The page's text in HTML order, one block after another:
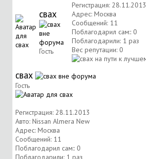
свах
Гость
Регистрация: 28.11.2013
Адрес: Москва
Сообщений: 11
Поблагодарил сам:: 0
Поблагодарили: 1 раз
Вес репутации: 0
свах
Гость
Регистрация: 28.11.2013
Авто: Nissan Almera New
Адрес: Москва
Сообщений: 11
Поблагодарил сам:: 0
Поблагодарили: 1 раз